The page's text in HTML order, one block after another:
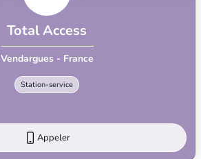
Total Access
Vendargues - France
Station-service
Appeler